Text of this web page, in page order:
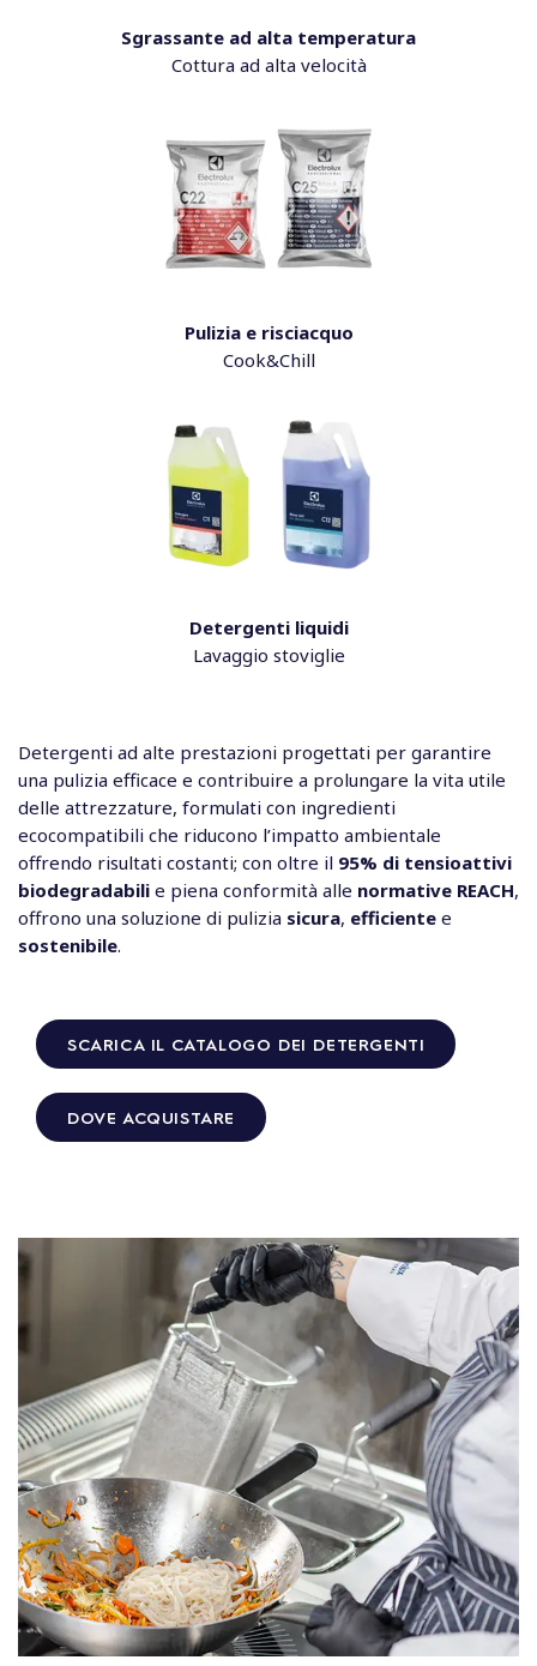
Sgrassante ad alta temperatura
Cottura ad alta velocità
Pulizia e risciacquo
Cook&Chill
Detergenti liquidi
Lavaggio stoviglie
Detergenti ad alte prestazioni progettati per garantire
una pulizia efficace e contribuire a prolungare la vita utile
delle attrezzature, formulati con ingredienti
ecocompatibili che riducono l’impatto ambientale
offrendo risultati costanti; con oltre il 95% di tensioattivi
biodegradabili e piena conformità alle normative REACH,
offrono una soluzione di pulizia sicura, efficiente e
sostenibile.
SCARICA IL CATALOGO DEI DETERGENTI
DOVE ACQUISTARE